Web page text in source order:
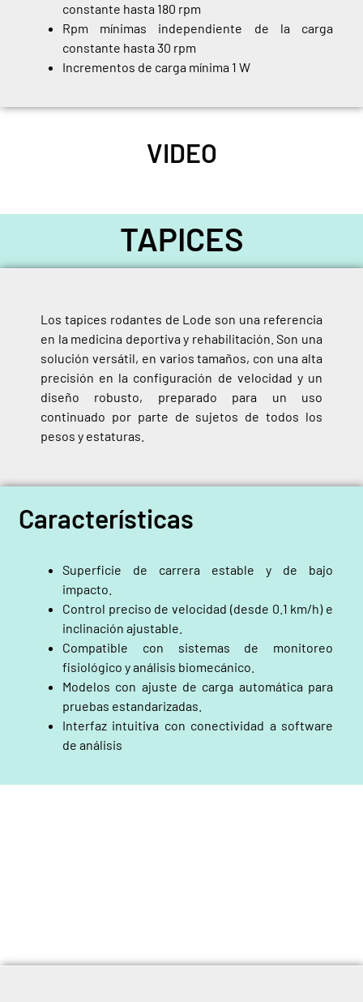
constante hasta 180 rpm
Rpm mínimas independiente de la carga
constante hasta 30 rpm
Incrementos de carga mínima 1 W
VIDEO
TAPICES
Los tapices rodantes de Lode son una referencia
en la medicina deportiva y rehabilitación. Son una
solución versátil, en varios tamaños, con una alta
precisión en la configuración de velocidad y un
diseño robusto, preparado para un uso
continuado por parte de sujetos de todos los
pesos y estaturas.
Características
Superficie de carrera estable y de bajo
impacto.
Control preciso de velocidad (desde 0.1 km/h) e
inclinación ajustable.
Compatible con sistemas de monitoreo
fisiológico y análisis biomecánico.
Modelos con ajuste de carga automática para
pruebas estandarizadas.
Interfaz intuitiva con conectividad a software
de análisis